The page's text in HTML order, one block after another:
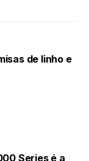
de linho e
Series é a